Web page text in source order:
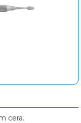
cera.